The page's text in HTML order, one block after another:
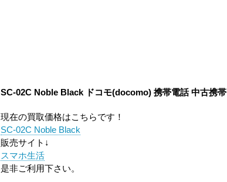
SC-02C Noble Black ドコモ(docomo) 携帯電話 中古携帯
現在の買取価格はこちらです！
SC-02C Noble Black
販売サイト↓
スマホ生活
是非ご利用下さい。